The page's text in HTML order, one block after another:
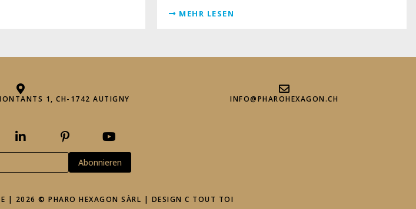
MEHR LESEN
1, CH-1742 AUTIGNY INFO@PHAROHEXAGON.CH
| 2026 © PHARO HEXAGON SÀRL | DESIGNC TOUT TOI